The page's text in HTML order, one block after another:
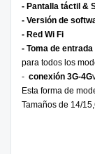
- Pantalla táctil &
- Versión de
- Red Wi Fi
- Toma de
para todos los
- conexión 3G-4G
Esta forma de
Tamaños de 14/